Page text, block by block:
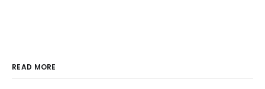
READ MORE